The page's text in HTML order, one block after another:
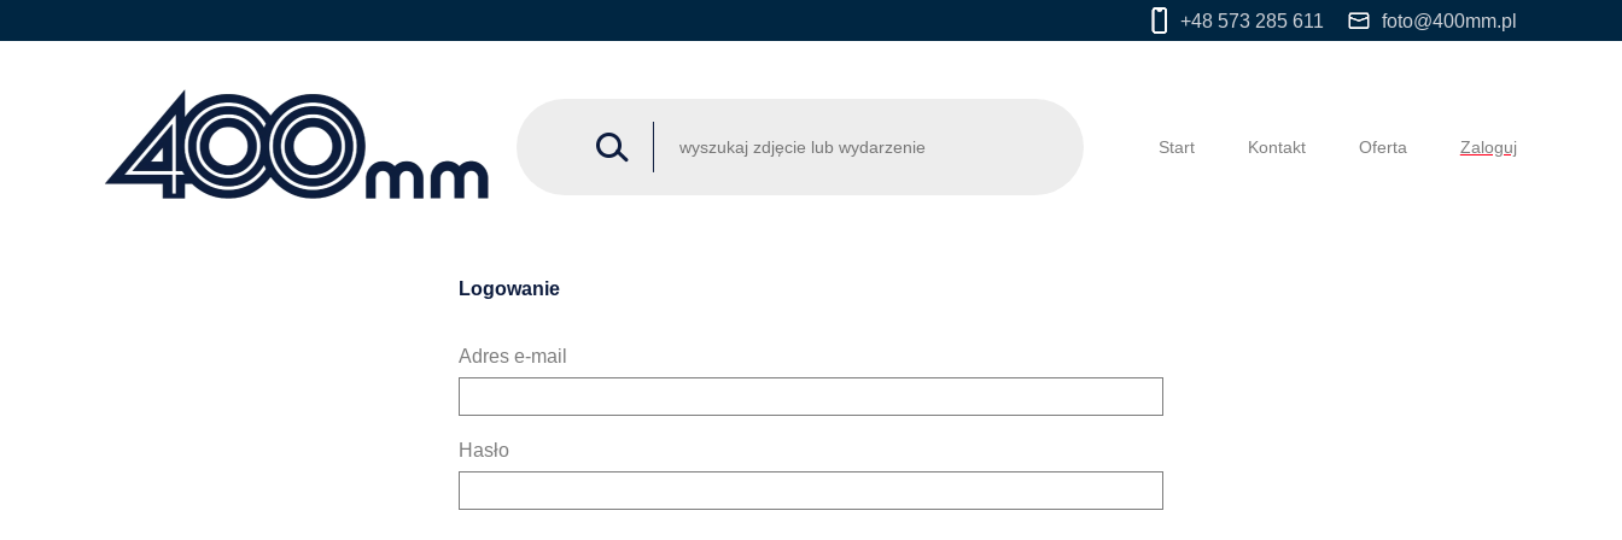
+48 573 285 611 foto@400mm.pl
Start Kontakt Oferta Zaloguj
Logowanie
Adres e-mail
Hasło